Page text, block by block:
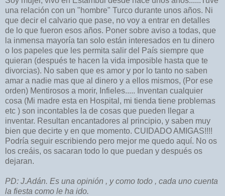
una relación con un "hombre" Turco durante unos años. Ni
que decir el calvario que pase, no voy a entrar en detalles
de lo que fueron esos años. Poner sobre aviso a todas, que
la inmensa mayoría tan solo están interesados en tu dinero
o los papeles que les permita salir del País siempre que
quieran (después te hacen la vida imposible hasta que te
divorcias). No saben que es amor y por lo tanto no saben
amar a nadie mas que al dinero y a ellos mismos, (Por ese
orden) Mentirosos a morir, Infieles..... Inventan cualquier
cosa (Mi madre esta en Hospital, mi tienda tiene problemas
etc ) son incontables la de cosas que pueden llegar a
inventar. Resultan encantadores al principio, y saben muy
bien que decirte y en que momento. CUIDADO AMIGAS!!!!
Podría seguir escribiendo pero mejor me quedo aquí. No os
los creáis, os sacaran todo lo que puedan y después os
dejaran.
PD: J.Adán. Es una opinión , y como todo , cada uno cuenta
la fiesta como le ha ido.